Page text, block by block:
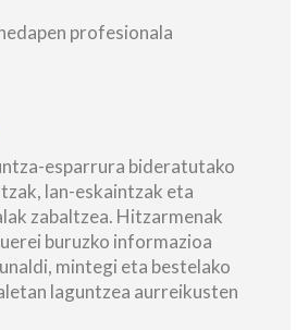
profesionala
esparrura bideratutako
lan-eskaintzak eta
zabaltzea. Hitzarmenak
buruzko informazioa
mintegi eta bestelako
laguntzea aurreikusten